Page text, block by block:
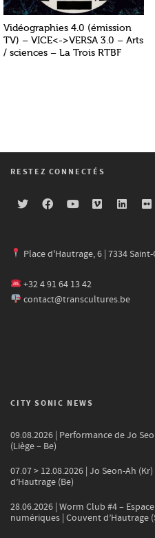
Vidéographies 4.0 (émission
TV) – VICE<->VERSA 3.0 – Arts
/ sciences – La Trois RTBF
RESTEZ CONNECTÉS
Place d'Hautrage, 6 | 7334
+32 4 91 64 13 42
contact@transcultures.be
CITY SONIC NEWS
09.08.2026 | Performance de Jo
(Liège – Be)
07.07 > 12.08.2026 | Jo Seon-Ah
d’Hautrage (Be)
28.06.2026 | Worm Club #4 –
numériques | Couvent d’Hautrage